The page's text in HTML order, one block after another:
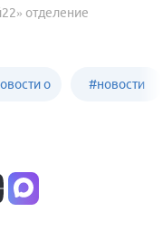
отделение
о #новости